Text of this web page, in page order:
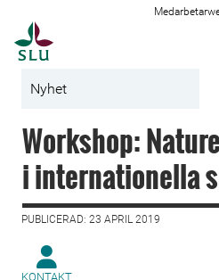
Nyhet
Workshop:
i internationella
PUBLICERAD: 23 APRIL 2019
KONTAKT